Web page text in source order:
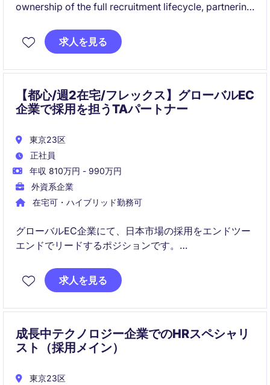
ownership of the full recruitment lifecycle, partnering
an excellent opportunity for a recruiter who thrives in
a fast-paced environment and enjoys building
求人を見る
【都心/週2在宅/フレックス】グローバルEC
企業で採用を担うTAパートナー
東京23区
正社員
年収 810万円 - 990万円
外資系企業
在宅可・ハイブリッド勤務可
グローバルEC企業にて、日本市場の採用をエンドツー
エンドでリードするポジションです。
事業拡大に貢献していただきます。
求人を見る
成長中テクノロジー企業でのHRスペシャリ
スト（採用メイン）
東京23区